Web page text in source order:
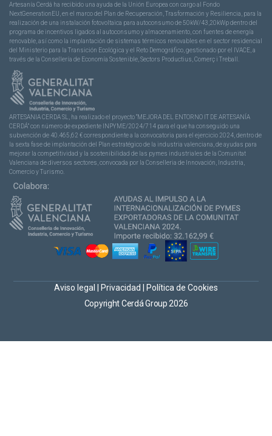
Artesanía Cerdá ha recibido una ayuda de la Unión Europea con cargo al Fondo
NextGenerationEU, en el marco del Plan de Recuperación, Trasformación y Resiliencia, para la
realización de una instalación fotovoltaica para autoconsumo de 50kW/43,20kWp dentro del
programa de incentivos ligados al autoconsumo y almacenamiento, con fuentes de energía
renovable, así como la implantación de sistemas térmicos renovables en el sector residencial
del Ministerio para la Transición Ecológica y el Reto Demográfico, gestionado por el IVACE, a
través de la Consellería de Economía Sostenible, Sectors Productius, Comerç i Treball.
ARTESANIA CERDA SL, ha realizado el proyecto “MEJORA DEL ENTORNO IT DE ARTESANÍA
CERDÁ” con número de expediente INPYME/2024/714 para el que ha conseguido una
subvención de 40.465,62 € correspondiente a la convocatoria para el ejercicio 2024, dentro de
la sexta fase de implantación del Plan estratégico de la industria valenciana, de ayudas para
mejorar la competitividad y la sostenibilidad de las pymes industriales de la Comunitat
Valenciana de diversos sectores, convocada por la Conselleria de Innovación, Industria,
Comercio y Turismo.
Copyright Cerdá Group 2026
Aviso legal Privacidad Política de Cookies